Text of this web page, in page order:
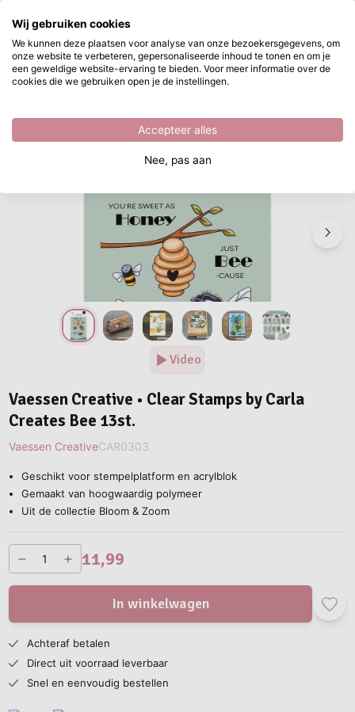
Ga naar hoofdinhoud
Direct uit voorraad leverbaar Vaessen Creative • Clear Stamps by Carla Creates Bee 13st.
/ Clear stamps /
Video
Vaessen Creative • Clear Stamps by Carla
Creates Bee 13st.
Vaessen CreativeCAR0303
Geschikt voor stempelplatform en acrylblok
Gemaakt van hoogwaardig polymeer
Uit de collectie Bloom & Zoom
11,99
In winkelwagen
Achteraf betalen
Direct uit voorraad leverbaar
Snel en eenvoudig bestellen
Waar ben je naar op zoek?
Wij gebruiken cookies
We kunnen deze plaatsen voor analyse van onze bezoekersgegevens, om
onze website te verbeteren, gepersonaliseerde inhoud te tonen en om je
een geweldige website-ervaring te bieden. Voor meer informatie over de
cookies die we gebruiken open je de instellingen.
Accepteer alles
Nee, pas aan